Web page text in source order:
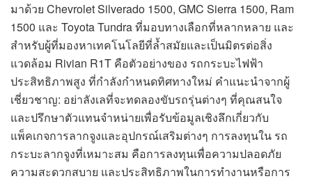
มาด้วย Chevrolet Silverado 1500, GMC Sierra 1500, Ram
1500 และ Toyota Tundra ที่มอบทางเลือกที่หลากหลาย และ
สำหรับผู้ที่มองหาเทคโนโลยีที่ล้ำสมัยและเป็นมิตรต่อสิ่ง
แวดล้อม Rivian R1T คือตัวอย่างของ รถกระบะไฟฟ้า
ประสิทธิภาพสูง ที่กำลังกำหนดทิศทางใหม่ คำแนะนำจากผู้
เชี่ยวชาญ: อย่าลังเลที่จะทดลองขับรถรุ่นต่างๆ ที่คุณสนใจ
และปรึกษาตัวแทนจำหน่ายเพื่อรับข้อมูลเชิงลึกเกี่ยวกับ
แพ็คเกจการลากจูงและอุปกรณ์เสริมต่างๆ การลงทุนใน รถ
กระบะลากจูงที่เหมาะสม คือการลงทุนเพื่อความปลอดภัย
ความสะดวกสบาย และประสิทธิภาพในการทำงานหรือการ